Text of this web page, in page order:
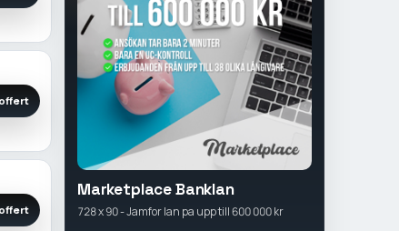
Marketplace Banklan
728 x 90 - Jamfor lan pa upp till 600 000 kr